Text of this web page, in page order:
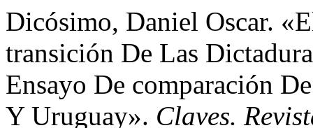
Dicósimo, Daniel Oscar.
transición De Las
Ensayo De comparación
Y Uruguay». Claves.